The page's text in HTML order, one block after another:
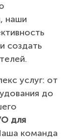
наши
создать
услуг: от
до
для
команда